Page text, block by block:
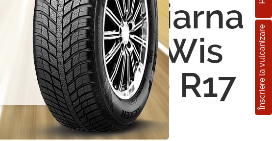
Înscriere la vulcanizare
de iarna
I Zen Wis
205/50 R17